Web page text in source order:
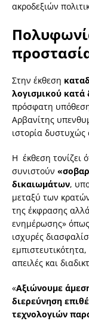
ακροδεξιών
Στην έκθεση
λογισμικού
πρόσφατη
Αρβανίτης
ιστορία δυστυχώς
Η έκθεση τονίζει
συνιστούν
δικαιωμάτων,
μεταξύ των
της έκφρασης
ενημέρωσης» όπως
ισχυρές
απειλές και
«Αξιώνουμε
διερεύνηση
τεχνολογιών